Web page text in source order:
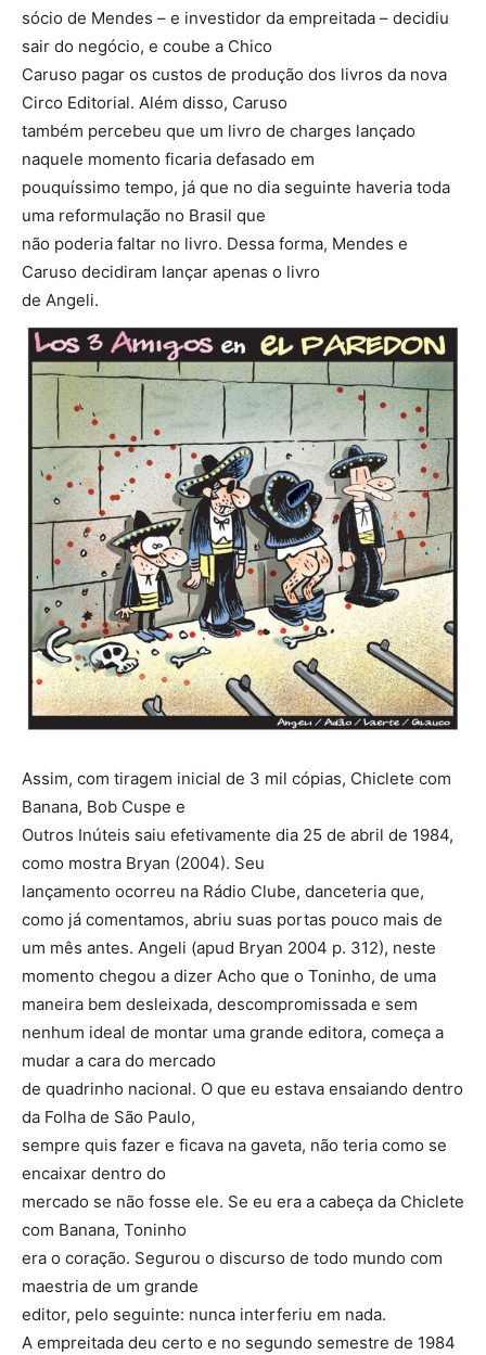
sócio de Mendes – e investidor da empreitada – decidiu
sair do negócio, e coube a Chico
Caruso pagar os custos de produção dos livros da nova
Circo Editorial. Além disso, Caruso
também percebeu que um livro de charges lançado
naquele momento ficaria defasado em
pouquíssimo tempo, já que no dia seguinte haveria toda
uma reformulação no Brasil que
não poderia faltar no livro. Dessa forma, Mendes e
Caruso decidiram lançar apenas o livro
de Angeli.
Assim, com tiragem inicial de 3 mil cópias, Chiclete com
Banana, Bob Cuspe e
Outros Inúteis saiu efetivamente dia 25 de abril de 1984,
como mostra Bryan (2004). Seu
lançamento ocorreu na Rádio Clube, danceteria que,
como já comentamos, abriu suas portas pouco mais de
um mês antes. Angeli (apud Bryan 2004 p. 312), neste
momento chegou a dizer Acho que o Toninho, de uma
maneira bem desleixada, descompromissada e sem
nenhum ideal de montar uma grande editora, começa a
mudar a cara do mercado
de quadrinho nacional. O que eu estava ensaiando dentro
da Folha de São Paulo,
sempre quis fazer e ficava na gaveta, não teria como se
encaixar dentro do
mercado se não fosse ele. Se eu era a cabeça da Chiclete
com Banana, Toninho
era o coração. Segurou o discurso de todo mundo com
maestria de um grande
editor, pelo seguinte: nunca interferiu em nada.
A empreitada deu certo e no segundo semestre de 1984